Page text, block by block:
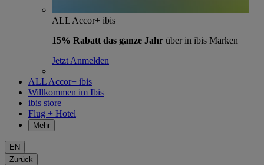
ALL Accor+ ibis
15% Rabatt das ganze Jahr über in ibis Marken
Jetzt Anmelden
ALL Accor+ ibis
Willkommen im Ibis
ibis store
Flug + Hotel
Mehr
EN
Zurück